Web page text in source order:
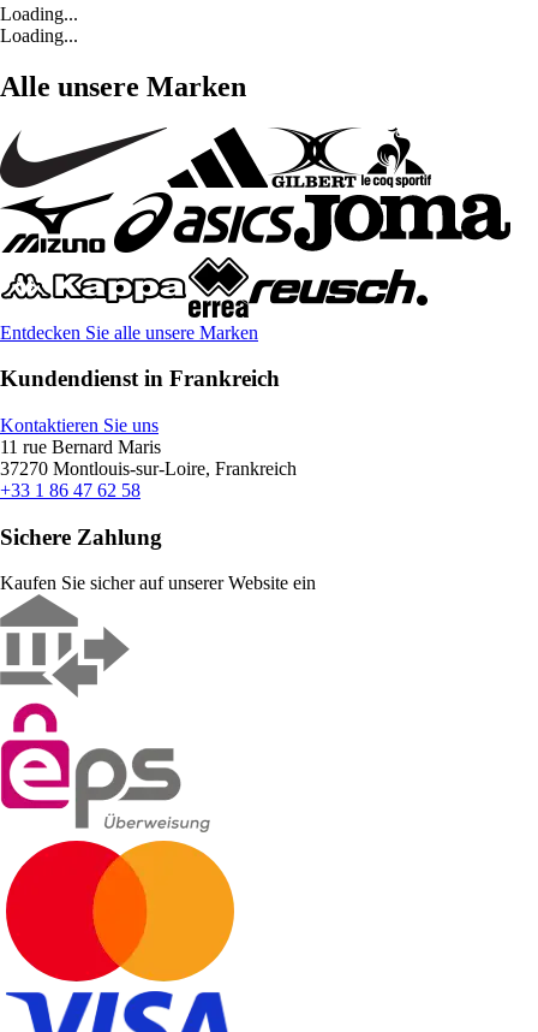
Loading...
Loading...
Alle unsere Marken
Entdecken Sie alle unsere Marken
Kundendienst in Frankreich
Kontaktieren Sie uns
11 rue Bernard Maris
37270 Montlouis-sur-Loire, Frankreich
+33 1 86 47 62 58
Sichere Zahlung
Kaufen Sie sicher auf unserer Website ein